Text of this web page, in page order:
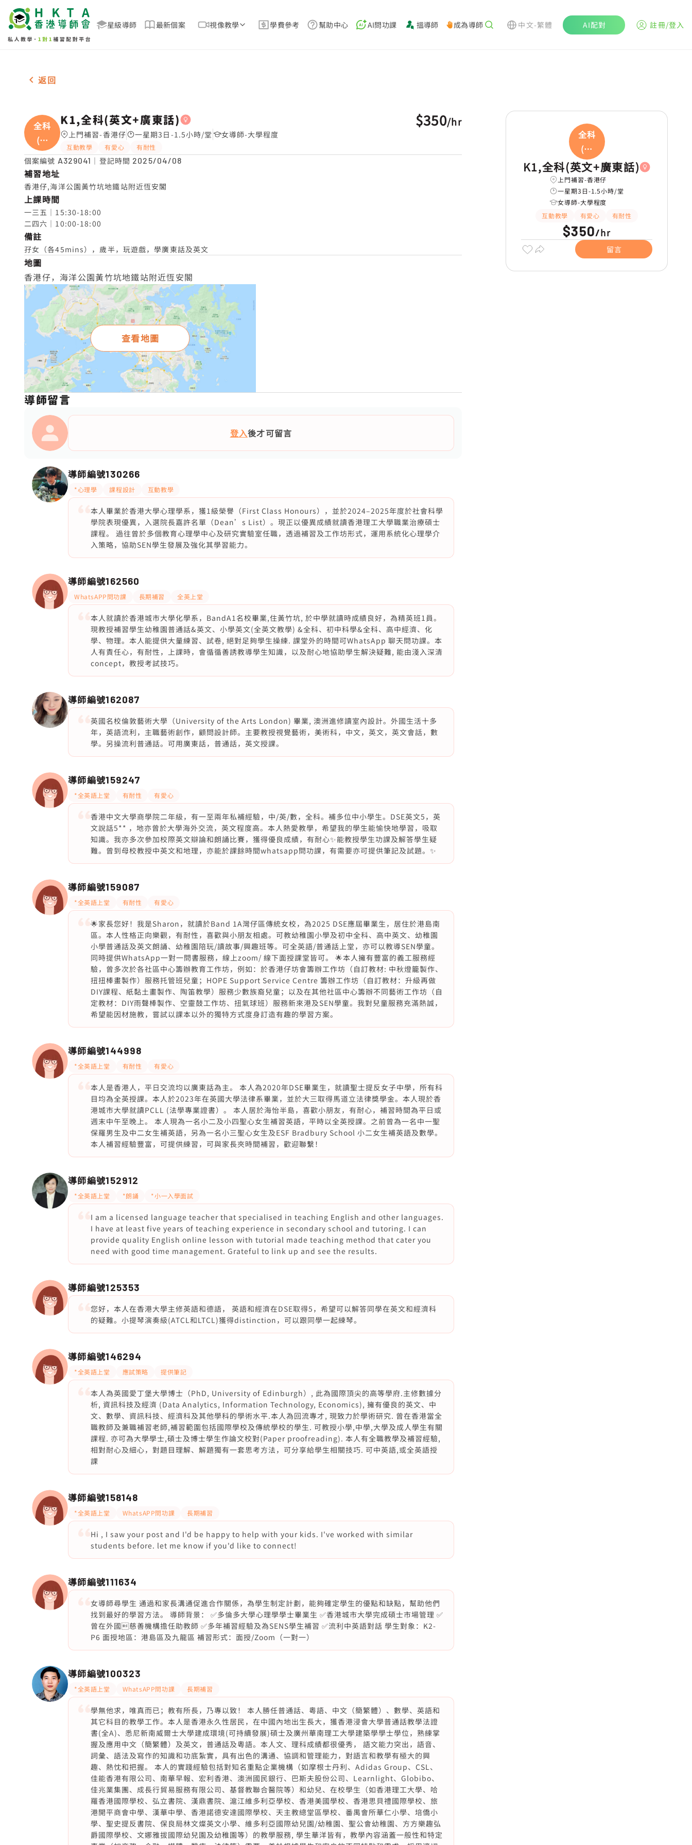
星級導師 最新個案 視像教學 學費參考 幫助中心 AI問功課 搵導師 成為導師 中文-繁體 AI配對 註冊/登入
女2名 K1,全科(英文+廣東話)，香港仔 補習推介
返回
全科
(英
文
K1,全科(英文+廣東話)
上門補習-香港仔 一星期3日-1.5小時/堂 女導師-大學程度
互動教學 有愛心 有耐性
$350/hr
個案編號 A329041 ｜登記時間 2025/04/08
補習地址
香港仔,海洋公園黃竹坑地鐵站附近恆安閣
上課時間
一三五｜15:30-18:00
二四六｜10:00-18:00
備註
孖女（各45mins），歲半，玩遊戲，學廣東話及英文
地圖
香港仔，海洋公園黃竹坑地鐵站附近恆安閣
查看地圖
導師留言
登入後才可留言
導師編號130266
*心理學 課程設計 互動教學
本人畢業於香港大學心理學系，獲1級榮譽（First Class Honours），並於2024–2025年度於社會科學
學院表現優異，入選院長嘉許名單（Dean’s List）。現正以優異成績就讀香港理工大學職業治療碩士
課程。 過往曾於多個教育心理學中心及研究實驗室任職，透過補習及工作坊形式，運用系統化心理學介
入策略，協助SEN學生發展及強化其學習能力。
導師編號162560
WhatsAPP問功課 長期補習 全英上堂
本人就讀於香港城市大學化學系，BandA1名校畢業,住黃竹坑, 於中學就讀時成績良好，為精英班1員。
現教授補習學生幼稚園普通話&英文、小學英文(全英文教學) &全科、初中科學&全科、高中經濟、化
學、物理。本人能提供大量練習、試卷, 絕對足夠學生操練. 課堂外的時間可WhatsApp 聊天問功課。本
人有責任心，有耐性，上課時，會循循善誘教導學生知識，以及耐心地協助學生解決疑難, 能由淺入深清
concept，教授考試技巧。
導師編號162087
英國名校倫敦藝術大學（University of the Arts London) 畢業, 澳洲進修讀室內設計。外國生活十多
年，英語流利，主職藝術創作，顧問設計師。主要教授視覺藝術，美術科，中文，英文，英文會話，數
學。另操流利普通話。可用廣東話，普通話，英文授課。
導師編號159247
*全英語上堂 有耐性 有愛心
香港中文大學商學院二年級，有一至兩年私補經驗，中/英/數，全科。補多位中小學生。DSE英文5，英
文說話5** ，地亦曾於大學海外交流，英文程度高。本人熱愛教學，希望我的學生能愉快地學習，吸取
知識。我亦多次參加校際英文辯論和朗誦比賽，獲得優良成績，有耐心✨能教授學生功課及解答學生疑
難。曾到母校教授中英文和地理，亦能於課餘時間whatsapp問功課，有需要亦可提供筆記及試題。✨
導師編號159087
*全英語上堂 有耐性 有愛心
🌟家長您好！我是Sharon，就讀於Band 1A灣仔區傳統女校，為2025 DSE應屆畢業生，居住於港島南
區。本人性格正向樂觀，有耐性，喜歡與小朋友相處。可教幼稚園小學及初中全科、高中英文、幼稚園
小學普通話及英文朗誦、幼稚園陪玩/讀故事/興趣班等。可全英語/普通話上堂，亦可以教導SEN學童。
同時提供WhatsApp一對一問書服務，線上zoom/ 線下面授課堂皆可。 🌟本人擁有豐富的義工服務經
驗，曾多次於各社區中心籌辦教育工作坊，例如：於香港仔坊會籌辦工作坊（自訂教材: 中秋燈籠製作、
扭扭棒畫製作）服務托管班兒童；HOPE Support Service Centre 籌辦工作坊（自訂教材：升級再做
DIY課程、紙黏土畫製作、陶笛教學）服務少數族裔兒童；以及在其他社區中心籌辦不同藝術工作坊（自
定教材：DIY雨聲棒製作、空靈鼓工作坊、扭氣球班）服務新來港及SEN學童。我對兒童服務充滿熱誠，
希望能因材施教，嘗試以課本以外的獨特方式度身訂造有趣的學習方案。
導師編號144998
*全英語上堂 有耐性 有愛心
本人是香港人，平日交流均以廣東話為主。 本人為2020年DSE畢業生，就讀聖士提反女子中學，所有科
目均為全英授課。本人於2023年在英國大學法律系畢業，並於大三取得馬道立法律獎學金。本人現於香
港城市大學就讀PCLL (法學專業證書）。 本人居於海怡半島，喜歡小朋友，有耐心，補習時間為平日或
週末中午至晚上。 本人現為一名小二及小四聖心女生補習英語，平時以全英授課。之前曾為一名中一聖
保羅男生及中二女生補英語，另為一名小三聖心女生及ESF Bradbury School 小二女生補英語及數學。
本人補習經驗豐富，可提供練習，可與家長夾時間補習，歡迎聯繫！
導師編號152912
*全英語上堂 *朗誦 *小一入學面試
I am a licensed language teacher that specialised in teaching English and other languages.
I have at least five years of teaching experience in secondary school and tutoring. I can
provide quality English online lesson with tutorial made teaching method that cater you
need with good time management. Grateful to link up and see the results.
導師編號125353
您好，本人在香港大學主修英語和德語， 英語和經濟在DSE取得5，希望可以解答同學在英文和經濟科
的疑難。小提琴演奏級(ATCL和LTCL)獲得distinction，可以跟同學一起練琴。
導師編號146294
*全英語上堂 應試策略 提供筆記
本人為英國愛丁堡大學博士（PhD, University of Edinburgh）, 此為國際頂尖的高等學府.主修數據分
析, 資訊科技及經濟 (Data Analytics, Information Technology, Economics), 擁有優良的英文、中
文、數學、資訊科技、經濟科及其他學科的學術水平.本人為回流專才, 現致力於學術研究. 曾在香港當全
職教師及兼職補習老師,補習範圍包括國際學校及傳統學校的學生. 可教授小學,中學,大學及成人學生有關
課程. 亦可為大學學士,碩士及博士學生作論文校對(Paper proofreading). 本人有全職教學及補習經驗,
相對耐心及細心，對題目理解、解題獨有一套思考方法，可分享給學生相關技巧. 可中英語,或全英語授
課
導師編號158148
*全英語上堂 WhatsAPP問功課 長期補習
Hi , I saw your post and I'd be happy to help with your kids. I've worked with similar
students before. let me know if you'd like to connect!
導師編號111634
女導師尋學生 通過和家長溝通促進合作關係，為學生制定計劃，能夠確定學生的優點和缺點，幫助他們
找到最好的學習方法。 導師背景： ✅多倫多大學心理學學士畢業生 ✅香港城市大學完成碩士市場管理 ✅
曾在外國慈善機構擔任助教師 ✅多年補習經驗及為SENS學生補習 ✅流利中英語對話 學生對象：K2-
P6 面授地區：港島區及九龍區 補習形式：面授/Zoom（一對一）
導師編號100323
*全英語上堂 WhatsAPP問功課 長期補習
學無他求，唯真而已；教有所長，乃專以致！ 本人勝任普通話、粵語、中文（簡繁體）、數學、英語和
其它科目的教學工作。本人是香港永久性居民，在中國內地出生長大，獲香港浸會大學普通話教學法證
書(全A)、悉尼新南威爾士大學建成環境(可持續發展)碩士及廣州華南理工大學建築學學士學位，熟練掌
握及應用中文（簡繁體）及英文，普通話及粵語。本人文、理科成績都很優秀， 語文能力突出，語音、
詞彙、語法及寫作的知識和功底紮實，具有出色的溝通、協調和管理能力，對語言和教學有極大的興
趣、熱忱和把握。 本人的實踐經驗包括對知名重點企業機構（如摩根士丹利、Adidas Group、CSL、
佳能香港有限公司、南華早報、宏利香港、澳洲國民銀行、巴斯夫股份公司、Learnlight、Globibo、
佳兆業集團、成長行貿易服務有限公司、基督教聯合醫院等）和幼兒、在校學生（如香港理工大學、哈
羅香港國際學校、弘立書院、漢鼎書院、滬江維多利亞學校、香港美國學校、香港思貝禮國際學校、旅
港開平商會中學、漢華中學、香港諾德安達國際學校、天主教總堂區學校、番禺會所華仁小學、培僑小
學、聖史提反書院、保良局林文燦英文小學、維多利亞國際幼兒園/幼稚園、聖公會幼稚園、方方樂趣弘
爵國際學校、文娜雅拔國際幼兒園及幼稚園等）的教學服務, 學生華洋皆有，教學內容涵蓋一般性和特定
全科
(英
文
K1,全科(英文+廣東話)
上門補習-香港仔
一星期3日-1.5小時/堂
女導師-大學程度
互動教學
有愛心 有耐性
$350/hr
留言